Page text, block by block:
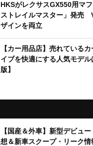
HKSがレクサスGX550用マ
ストレイルマスター」発売
ザインを両立
【カー用品店】売れている
イブを快適にする人気モデル
版】
【国産＆外車】新型デビュ
想＆新車スクープ・リーク情